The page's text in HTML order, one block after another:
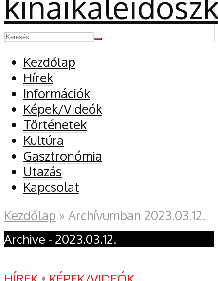
Kezdőlap
Hírek
Információk
Képek/Videók
Történetek
Kultúra
Gasztronómia
Utazás
Kapcsolat
Kezdőlap » Archívumban 2023.03.12.
Archive - 2023.03.12.